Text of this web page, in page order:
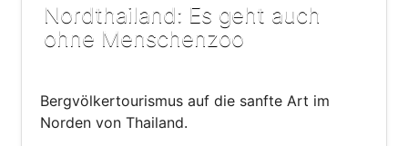
Nordthailand: Es geht auch
ohne Menschenzoo
Bergvölkertourismus auf die sanfte Art im
Norden von Thailand.